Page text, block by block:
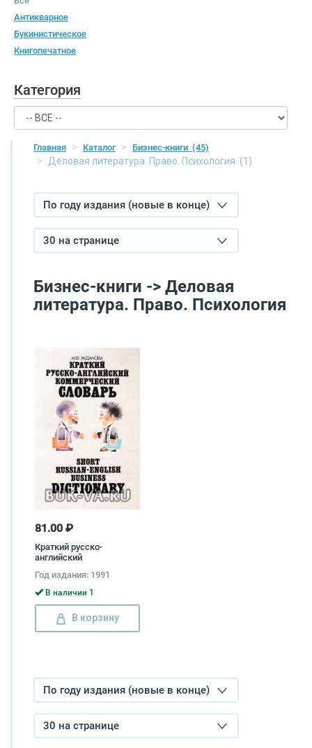
Антикварное
Букинистическое
Книгопечатное
Категория
Главная Каталог Бизнес-книги (45)
Деловая литература. Право. Психология (1)
По году издания (новые в конце)
30 на странице
Бизнес-книги -> Деловая
литература. Право. Психология
81.00 ₽
Краткий русско-
английский
Short Russian-English
Business Dictionary
Год издания: 1991
В наличии 1
В корзину
По году издания (новые в конце)
30 на странице